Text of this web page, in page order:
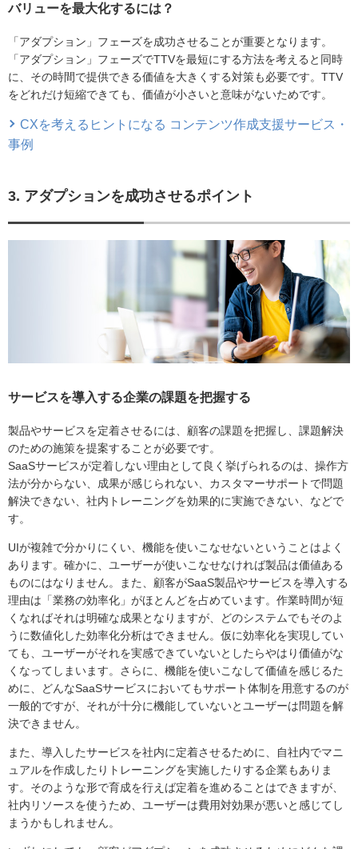
バリューを最大化するには？
「アダプション」フェーズを成功させることが重要となります。
「アダプション」フェーズでTTVを最短にする方法を考えると同時
に、その時間で提供できる価値を大きくする対策も必要です。TTV
をどれだけ短縮できても、価値が小さいと意味がないためです。
CXを考えるヒントになる コンテンツ作成支援サービス・
事例
3. アダプションを成功させるポイント
サービスを導入する企業の課題を把握する
製品やサービスを定着させるには、顧客の課題を把握し、課題解決
のための施策を提案することが必要です。
SaaSサービスが定着しない理由として良く挙げられるのは、操作方
法が分からない、成果が感じられない、カスタマーサポートで問題
解決できない、社内トレーニングを効果的に実施できない、などで
す。
UIが複雑で分かりにくい、機能を使いこなせないということはよく
あります。確かに、ユーザーが使いこなせなければ製品は価値ある
ものにはなりません。また、顧客がSaaS製品やサービスを導入する
理由は「業務の効率化」がほとんどを占めています。作業時間が短
くなればそれは明確な成果となりますが、どのシステムでもそのよ
うに数値化した効率化分析はできません。仮に効率化を実現してい
ても、ユーザーがそれを実感できていないとしたらやはり価値がな
くなってしまいます。さらに、機能を使いこなして価値を感じるた
めに、どんなSaaSサービスにおいてもサポート体制を用意するのが
一般的ですが、それが十分に機能していないとユーザーは問題を解
決できません。
また、導入したサービスを社内に定着させるために、自社内でマニ
ュアルを作成したりトレーニングを実施したりする企業もありま
す。そのような形で育成を行えば定着を進めることはできますが、
社内リソースを使うため、ユーザーは費用対効果が悪いと感じてし
まうかもしれません。